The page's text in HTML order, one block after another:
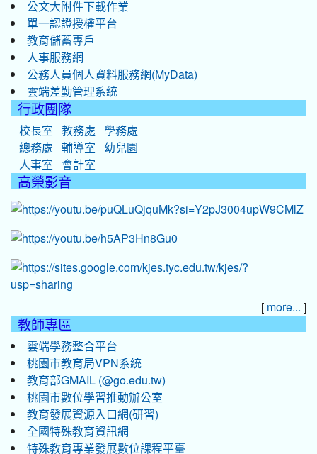
公文大附件下載作業
單一認證授權平台
教育儲蓄專戶
人事服務網
公務人員個人資料服務網(MyData)
雲端差勤管理系統
行政團隊
校長室 教務處
學務處
總務處
輔導室
幼兒園
人事室
會計室
高榮影音
[ more... ]
教師專區
雲端學務整合平台
桃園市教育局VPN系統
教育部GMAIL (@go.edu.tw)
桃園市數位學習推動辦公室
教育發展資源入口網(研習)
全國特殊教育資訊網
特殊教育專業發展數位課程平臺